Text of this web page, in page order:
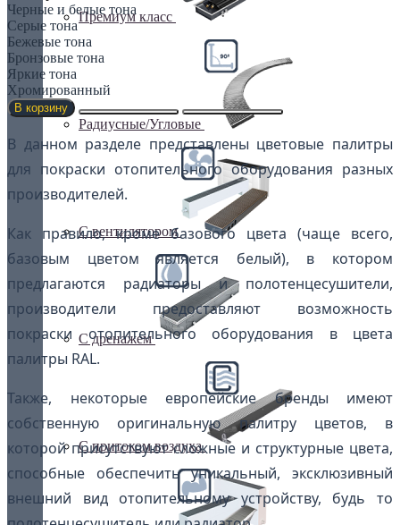
Премиум класс
Радиусные/Угловые
С вентилятором
С дренажем
С притоком воздуха
Черные и белые тона
Серые тона
Бежевые тона
Бронзовые тона
Яркие тона
Хромированный
В корзину
В данном разделе представлены цветовые палитры
для покраски отопительного оборудования разных
производителей.
Как правило, кроме базового цвета (чаще всего,
базовым цветом является белый), в котором
предлагаются радиаторы и полотенцесушители,
производители предоставляют возможность
покраски отопительного оборудования в цвета
палитры RAL.
Также, некоторые европейские бренды имеют
собственную оригинальную палитру цветов, в
которой присутствуют сложные и структурные цвета,
способные обеспечить уникальный, эксклюзивный
внешний вид отопительному устройству, будь то